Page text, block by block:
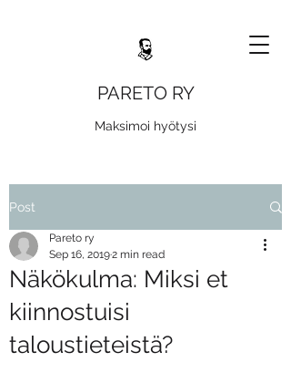
PARETO RY
Maksimoi hyötysi
Post
Näkökulma: Miksi et
kiinnostuisi
taloustieteistä?
Pareto ry
Sep 16, 20192 min read